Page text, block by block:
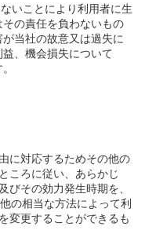
いことにより利用者に生
の責任を負わないもの
当社の故意又は過失に
、機会損失について
に対応するためその他の
ころに従い、あらかじ
びその効力発生時期を、
の相当な方法によって利
変更することができるも